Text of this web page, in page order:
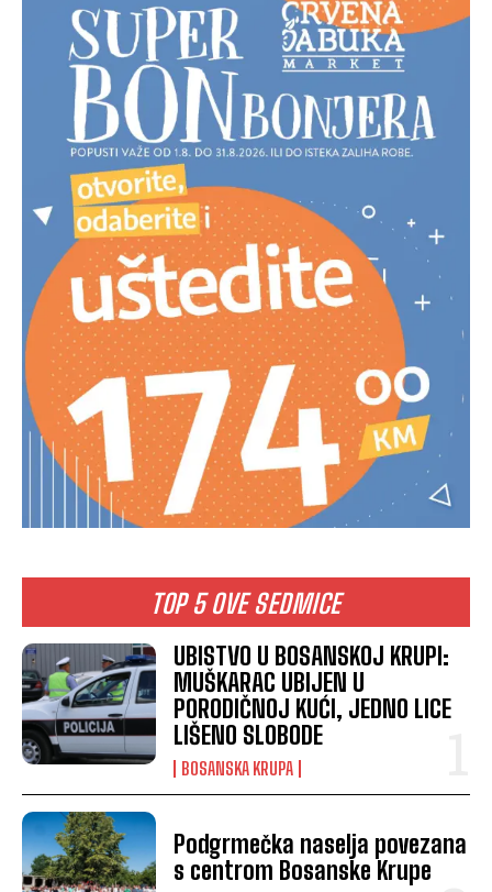
TOP 5 OVE SEDMICE
UBISTVO U BOSANSKOJ KRUPI:
MUŠKARAC UBIJEN U
PORODIČNOJ KUĆI, JEDNO LICE
LIŠENO SLOBODE
BOSANSKA KRUPA
Podgrmečka naselja povezana
s centrom Bosanske Krupe